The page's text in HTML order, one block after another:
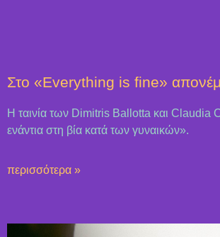
Στο «Everything is fine»
Η ταινία των Dimitris Ballotta και Claudia
ενάντια στη βία κατά των γυναικών».
περισσότερα »